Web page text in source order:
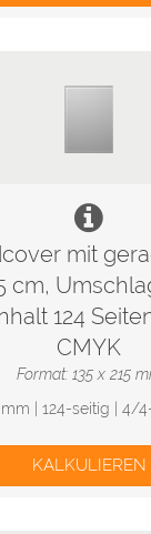
mit
cm,
124
CMYK
Format: 135 x 215
mm | 124-seitig | 4/
KALKULIEREN